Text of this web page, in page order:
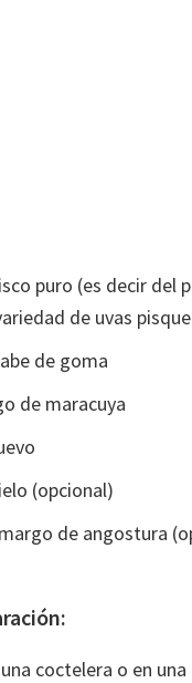
puro (es decir del
de uvas
de goma
de maracuya
(opcional)
de angostura
coctelera o en